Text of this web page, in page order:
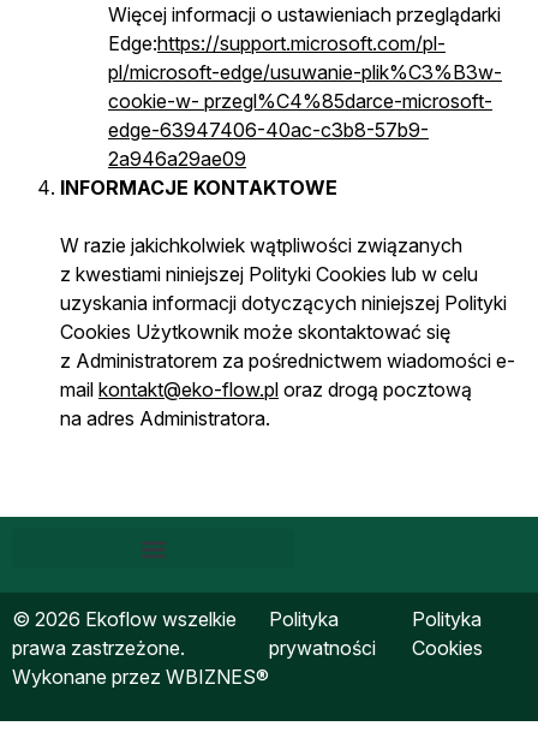
Więcej informacji o ustawieniach przeglądarki
Edge:https://support.microsoft.com/pl-
pl/microsoft-edge/usuwanie-plik%C3%B3w-
cookie-w- przegl%C4%85darce-microsoft-
edge-63947406-40ac-c3b8-57b9-
2a946a29ae09
INFORMACJE KONTAKTOWE
W razie jakichkolwiek wątpliwości związanych
z kwestiami niniejszej Polityki Cookies lub w celu
uzyskania informacji dotyczących niniejszej Polityki
Cookies Użytkownik może skontaktować się
z Administratorem za pośrednictwem wiadomości e-
mail kontakt@eko-flow.pl oraz drogą pocztową
na adres Administratora.
© 2026 Ekoflow wszelkie
prawa zastrzeżone.
Wykonane przez WBIZNES®
Polityka
prywatności
Polityka
Cookies